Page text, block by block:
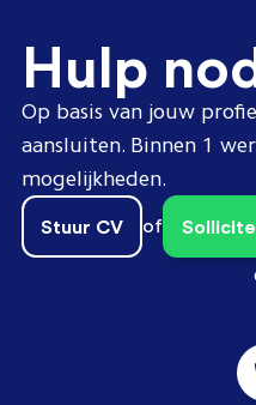
Hulp
Op basis van jouw
aansluiten. Binnen 1
mogelijkheden.
Stuur CV of